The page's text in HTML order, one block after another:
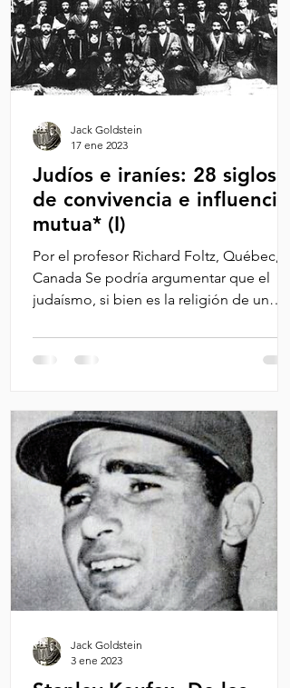
Judíos e iraníes: 28 siglos
de convivencia e influencia
mutua* (I)
Por el profesor Richard Foltz, Québec,
Canada Se podría argumentar que el
judaísmo, si bien es la religión de un
Jack Goldstein
17 ene 2023
Jack Goldstein
3 ene 2023